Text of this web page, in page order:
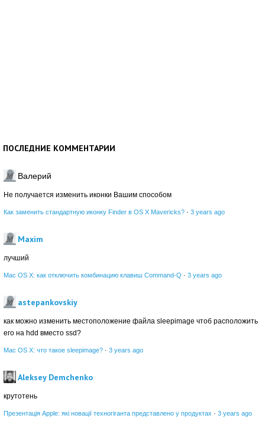
ПОСЛЕДНИЕ КОММЕНТАРИИ
Валерий
Не получается изменить иконки Вашим способом
Как заменить стандартную иконку Finder в OS X Mavericks? · 3 years ago
Maxim
лучший
Mac OS X: как отключить комбинацию клавиш Command-Q · 3 years ago
astepankovskiy
как можно изменить местоположение файла sleepimage чтоб расположить
его на hdd вместо ssd?
Mac OS X: что такое sleepimage? · 3 years ago
Aleksey Demchenko
крутотень
Презентація Apple: які новації техногіганта представлено у продуктах · 3 years ago